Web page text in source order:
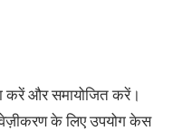
करें और समायोजित करें।
के लिए उपयोग केस